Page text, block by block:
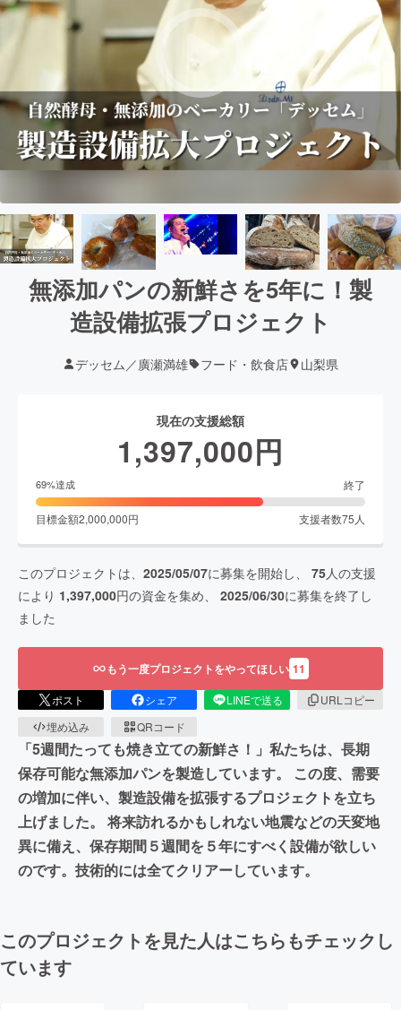
無添加パンの新鮮さを5年に！製
造設備拡張プロジェクト
デッセム／廣瀬満雄 フード・飲食店 山梨県
現在の支援総額
1,397,000円
69%達成 終了
目標金額2,000,000円 支援者数75 人
このプロジェクトは、 2025/05/07に募集を開始し、 75人の支援
により 1,397,000円の資金を集め、 2025/06/30に募集を終了し
ました
もう一度プロジェクトをやってほしい 11
ポスト シェア LINEで送る
URLコピー
埋め込み
QRコード
「5週間たっても焼き立ての新鮮さ！」私たちは、長期
保存可能な無添加パンを製造しています。 この度、需要
の増加に伴い、製造設備を拡張するプロジェクトを立ち
上げました。 将来訪れるかもしれない地震などの天変地
異に備え、保存期間５週間を５年にすべく設備が欲しい
のです。技術的には全てクリアーしています。
このプロジェクトを見た人はこちらもチェックし
ています